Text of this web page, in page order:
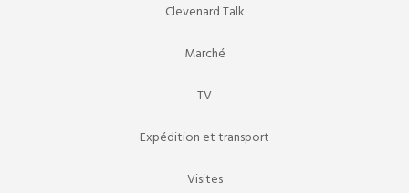
Clevenard Talk
Marché
TV
Expédition et transport
Visites